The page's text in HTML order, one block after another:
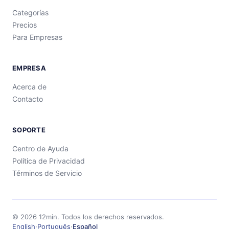
Categorías
Precios
Para Empresas
EMPRESA
Acerca de
Contacto
SOPORTE
Centro de Ayuda
Política de Privacidad
Términos de Servicio
© 2026 12min. Todos los derechos reservados.
English·Português·Español